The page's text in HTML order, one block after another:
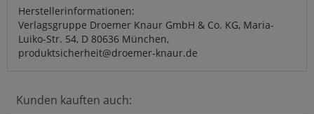
Herstellerinformationen:
Verlagsgruppe Droemer Knaur GmbH & Co. KG, Maria-
Luiko-Str. 54, D 80636 München,
produktsicherheit@droemer-knaur.de
Kunden kauften auch: